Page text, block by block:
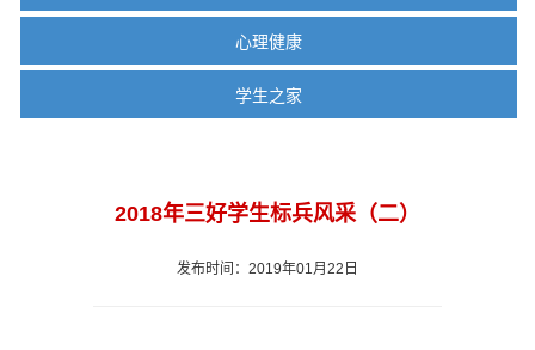
心理健康
学生之家
2018年三好学生标兵风采（二）
发布时间：2019年01月22日